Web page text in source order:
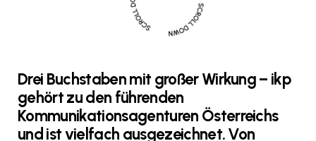
Drei Buchstaben mit großer Wirkung – ikp
gehört zu den führenden
Kommunikations­agenturen Österreichs
und ist vielfach ausgezeichnet. Von